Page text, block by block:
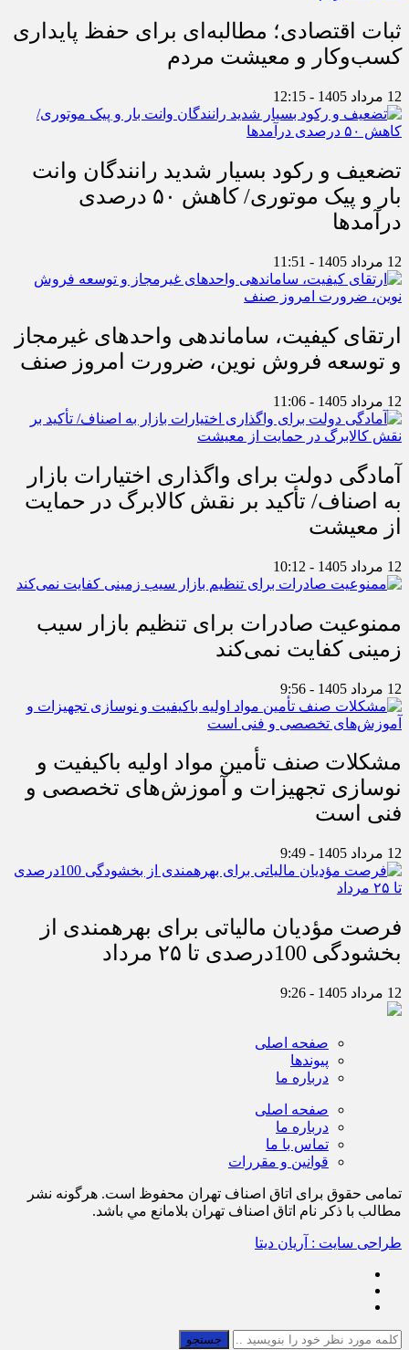
ثبات اقتصادی؛ مطالبه‌ای برای حفظ پایداری
کسب‌وکار و معیشت مردم
12 مرداد 1405 - 12:15
تضعیف و رکود بسیار شدید رانندگان وانت
بار و پیک موتوری/ کاهش ۵۰ درصدی
درآمدها
12 مرداد 1405 - 11:51
ارتقای کیفیت، ساماندهی واحدهای غیرمجاز
و توسعه فروش نوین، ضرورت امروز صنف
12 مرداد 1405 - 11:06
آمادگی دولت برای واگذاری اختیارات بازار
به اصناف/ تأکید بر نقش کالابرگ در حمایت
از معیشت
12 مرداد 1405 - 10:12
ممنوعیت صادرات برای تنظیم بازار سیب
زمینی کفایت نمی‌کند
12 مرداد 1405 - 9:56
مشکلات صنف تأمین مواد اولیه باکیفیت و
نوسازی تجهیزات و آموزش‌های تخصصی و
فنی است
12 مرداد 1405 - 9:49
فرصت مؤدیان مالیاتی برای بهره‎مندی از
بخشودگی 100درصدی تا ۲۵ مرداد
12 مرداد 1405 - 9:26
صفحه اصلی
پیوندها
درباره ما
صفحه اصلی
درباره ما
تماس با ما
قوانین و مقررات
تمامی حقوق برای اتاق اصناف تهران محفوظ است. هرگونه نشر
مطالب با ذكر نام اتاق اصناف تهران بلامانع مي باشد.
طراحی سایت : آریان دیتا
جستجو